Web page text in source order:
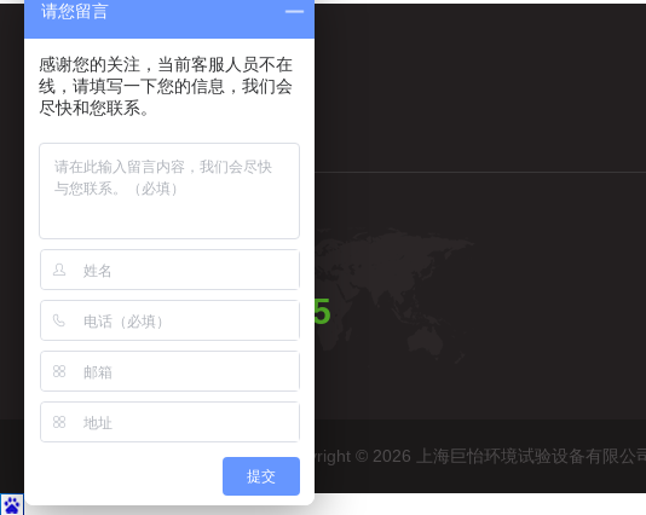
4006365665
Copyright © 2026 上海巨怡环境试验设备有限公
请您留言
感谢您的关注，当前客服人员不在
线，请填写一下您的信息，我们会
尽快和您联系。
提交